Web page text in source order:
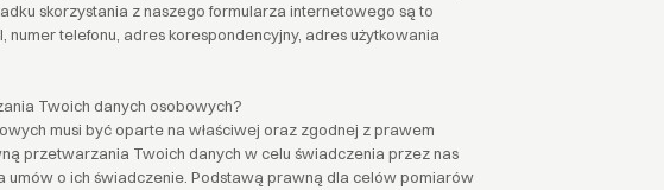
skorzystania z naszego formularza internetowego są to
numer telefonu, adres korespondencyjny, adres użytkowania
Twoich danych osobowych?
musi być oparte na właściwej oraz zgodnej z prawem
przetwarzania Twoich danych w celu świadczenia przez nas
umów o ich świadczenie. Podstawą prawną dla celów pomiarów